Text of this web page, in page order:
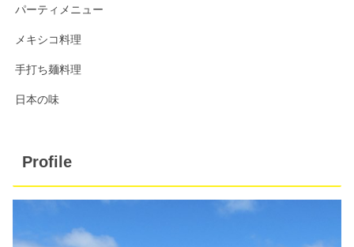
パーティメニュー
メキシコ料理
手打ち麺料理
日本の味
Profile